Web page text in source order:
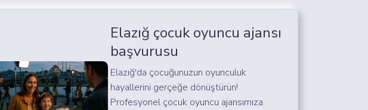
Elazığ çocuk oyuncu ajansı
başvurusu
Elazığ'da çocuğunuzun oyunculuk
hayallerini gerçeğe dönüştürün!
Profesyonel çocuk oyuncu ajansımıza